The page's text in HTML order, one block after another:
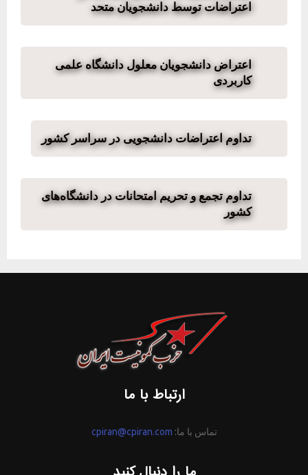
اعتراضات توسط دانشجویان متحد
اعتراض دانشجویان معلول دانشگاه علمی
کاربردی
تداوم اعتراضات دانشجویی در سراسر کشور
تداوم تجمع و تحریم امتحانات در دانشگاه‌های
کشور
ارتباط با ما
تماس با ما: cpiran@cpiran.com